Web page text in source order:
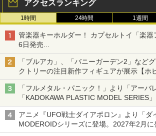
アクセスランキング
1時間 24時間 1週間
管楽器キーホルダー！ カプセルトイ「楽器
6日発売
チューバ、テナサクなど5種各3色
「ブルアカ」、「バニーガーデン2」など
クトリーの注目新作フィギュアが展示【ホ
会】
「フルメタル・パニック！」より「アーバ
「KADOKAWA PLASTIC MODEL SERIES
登場！
アニメ『UFO戦士ダイアポロン』より「ダ
MODEROIDシリーズに登場。2027年2月に